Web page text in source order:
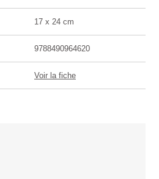
17 x 24 cm
9788490964620
Voir la fiche